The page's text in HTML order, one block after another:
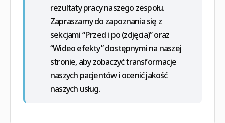
rezultaty pracy naszego zespołu.
Zapraszamy do zapoznania się z
sekcjami “Przed i po (zdjęcia)” oraz
“Wideo efekty” dostępnymi na naszej
stronie, aby zobaczyć transformacje
naszych pacjentów i ocenić jakość
naszych usług.